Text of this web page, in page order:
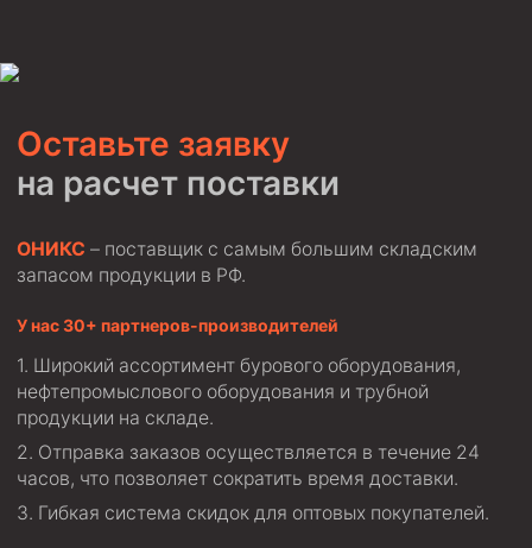
Муфта БТС 178
Муфта БТС 168
Муфта ОТТМ 127
Муфта БТС 146
Муфта ОТТМ 245
Муфта ОТТМ 324
Муфта ОТТМ 178
Муфта ОТТМ 114
Муфта ОТТГ 168
Оставьте заявку
на расчет поставки
ОНИКС – поставщик с самым большим складским
запасом продукции в РФ.
У нас 30+ партнеров-производителей
Широкий ассортимент бурового оборудования,
нефтепромыслового оборудования и трубной
продукции на складе.
Отправка заказов осуществляется в течение 24
часов, что позволяет сократить время доставки.
Гибкая система скидок для оптовых покупателей.